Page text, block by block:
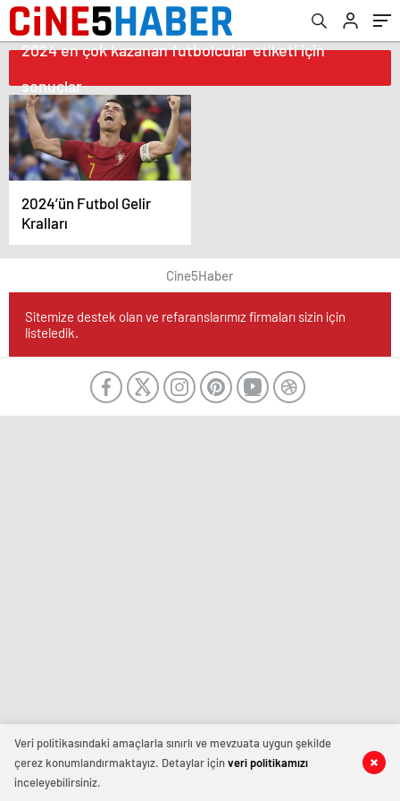
2024 en çok kazanan futbolcular etiketi için
sonuçlar
2024’ün Futbol Gelir
Kralları
Cine5Haber
Sitemize destek olan ve refaranslarımız firmaları sizin için
listeledik.
Veri politikasındaki amaçlarla sınırlı ve mevzuata uygun şekilde
çerez konumlandırmaktayız. Detaylar içinveri politikamızı
inceleyebilirsiniz.